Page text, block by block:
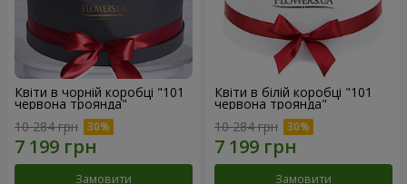
Квіти в чорній коробці "101
червона троянда"
10 284 грн
Замовити
Квіти в білій коробці "101
червона троянда"
10 284 грн
Замовити